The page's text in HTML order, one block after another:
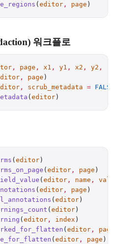
( editor , page
워크플로
, page , x1 , y1 , x2 , y2 ,
, page
, scrub_metadata = FALSE
( editor
( editor
( editor , page
( editor , name ,
value
( editor , page
( editor
( editor
( editor , index
( editor , page
( editor , page